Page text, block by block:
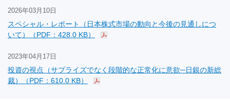
2026年03月10日
スペシャル・レポート（日本株式市場の動向と今後の見通しにつ
いて）（PDF：428.0 KB）
2023年04月17日
投資の視点（サプライズでなく段階的な正常化に意欲─日銀の新総
裁）（PDF：610.0 KB）